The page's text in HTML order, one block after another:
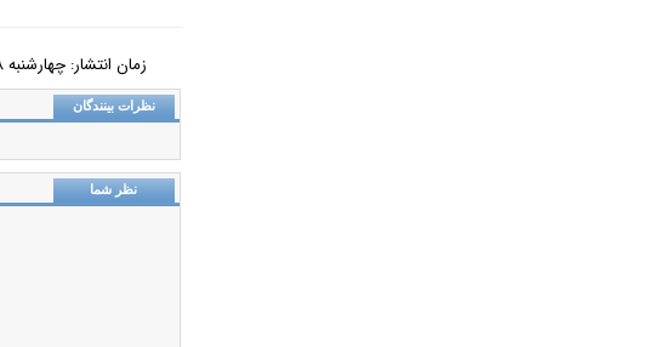
زمان انتشار: چهارشنبه ٨ آذر ١٣٩٦ - ١٣:١٨ |
نظرات بینندگان
نظر شما